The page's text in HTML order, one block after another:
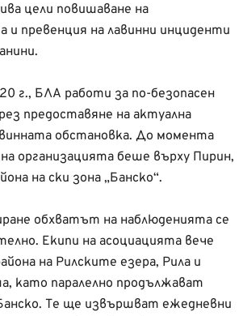
цели повишаване на
и превенция на лавинни инциденти
г., БЛА работи за по-безопасен
предоставяне на актуална
обстановка. До момента
организацията беше върху Пирин,
на ски зона „Банско“.
обхватът на наблюденията се
Екипи на асоциацията вече
на Рилските езера, Рила и
като паралелно продължават
Те ще извършват ежедневни